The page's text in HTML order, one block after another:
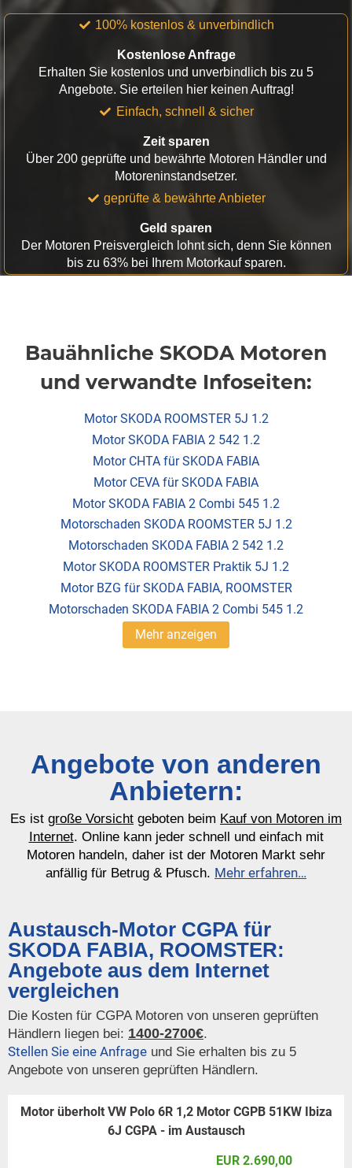
100% kostenlos & unverbindlich
Kostenlose Anfrage
Erhalten Sie kostenlos und unverbindlich bis zu 5
Angebote. Sie erteilen hier keinen Auftrag!
Einfach, schnell & sicher
Zeit sparen
Über 200 geprüfte und bewährte Motoren Händler und
Motoreninstandsetzer.
geprüfte & bewährte Anbieter
Geld sparen
Der Motoren Preisvergleich lohnt sich, denn Sie können
bis zu 63% bei Ihrem Motorkauf sparen.
Bauähnliche SKODA Motoren
und verwandte Infoseiten:
Motor SKODA ROOMSTER 5J 1.2
Motor SKODA FABIA 2 542 1.2
Motor CHTA für SKODA FABIA
Motor CEVA für SKODA FABIA
Motor SKODA FABIA 2 Combi 545 1.2
Motorschaden SKODA ROOMSTER 5J 1.2
Motorschaden SKODA FABIA 2 542 1.2
Motor SKODA ROOMSTER Praktik 5J 1.2
Motor BZG für SKODA FABIA, ROOMSTER
Motorschaden SKODA FABIA 2 Combi 545 1.2
Mehr anzeigen
Angebote von anderen
Anbietern:
Es ist große Vorsicht geboten beim Kauf von Motoren im
Internet. Online kann jeder schnell und einfach mit
Motoren handeln, daher ist der Motoren Markt sehr
anfällig für Betrug & Pfusch. Mehr erfahren…
Austausch-Motor CGPA für
SKODA FABIA, ROOMSTER:
Angebote aus dem Internet
vergleichen
Die Kosten für CGPA Motoren von unseren geprüften
Händlern liegen bei: 1400-2700€.
Stellen Sie eine Anfrage und Sie erhalten bis zu 5
Angebote von unseren geprüften Händlern.
Motor überholt VW Polo 6R 1,2 Motor CGPB 51KW Ibiza
6J CGPA - im Austausch
EUR 2.690,00